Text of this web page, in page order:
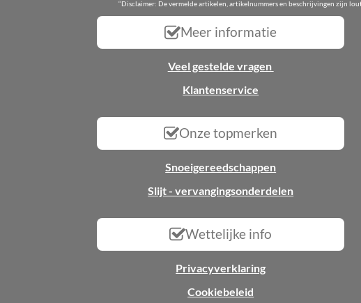
“Disclaimer: De vermelde artikelen, artikelnummers en beschrijvingen zijn
Meer informatie
Veel gestelde vragen
Klantenservice
Onze topmerken
Snoeigereedschappen
Slijt - vervangingsonderdelen
Wettelijke info
Privacyverklaring
Cookiebeleid